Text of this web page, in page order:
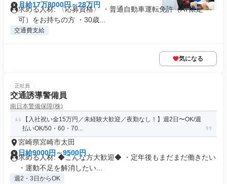
月給17万8000円～28万円
求める人材: 〈応募資格〉 ・普通自動車運転免許（AT限定
可）をお持ちの方 ・30歳...
交通費支給
気になる
正社員
交通誘導警備員
南日本警備保障(株)
【入社祝い金15万円／未経験大歓迎／夜勤なし！】週2日〜OK/週
払いOK/50・60・70...
宮崎県宮崎市太田
日給9000円～9500円
求める人材: ◆こんな方大歓迎◆ ・定年後もまだまだ働きたい
・運動不足を解消したい...
週2・3日からOK